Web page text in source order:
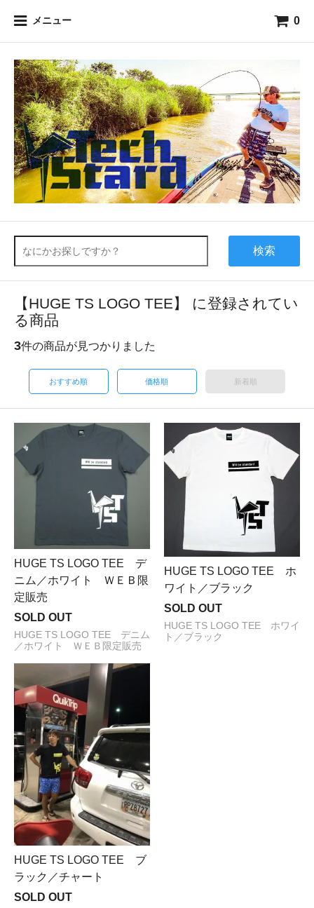
メニュー 0
検索
【HUGE TS LOGO TEE】 に登録されてい
る商品
3件の商品が見つかりました
おすすめ順 価格順 新着順
HUGE TS LOGO TEE デ
ニム／ホワイト ＷＥＢ限
定販売
SOLD OUT
HUGE TS LOGO TEE デニム
／ホワイト ＷＥＢ限定販売
HUGE TS LOGO TEE ホ
ワイト／ブラック
SOLD OUT
HUGE TS LOGO TEE ホワイ
ト／ブラック
HUGE TS LOGO TEE ブ
ラック／チャート
SOLD OUT